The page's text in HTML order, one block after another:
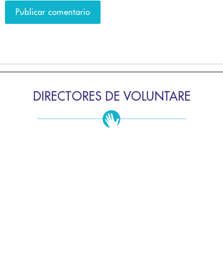
DIRECTORES DE VOLUNTARE